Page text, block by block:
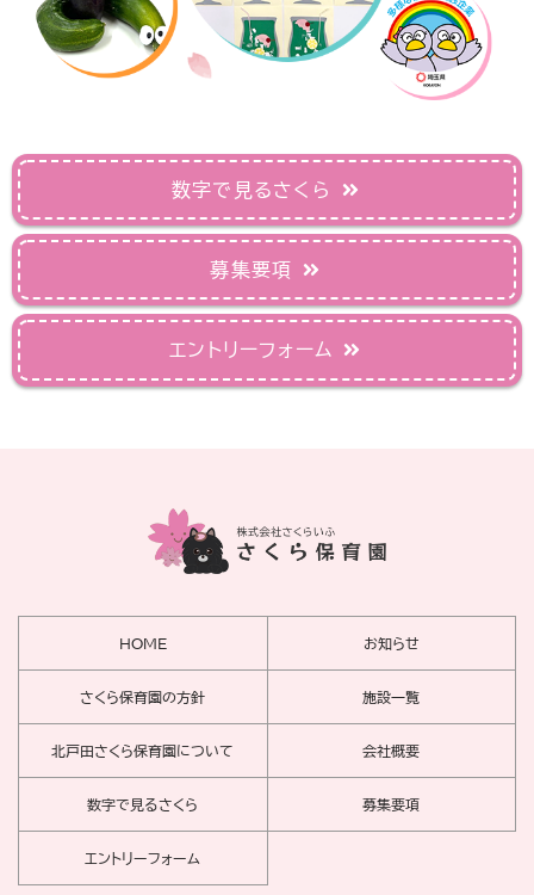
数字で見るさくら
募集要項
エントリーフォーム
HOME お知らせ
さくら保育園の方針 施設一覧
北戸田さくら保育園について 会社概要
数字で見るさくら 募集要項
エントリーフォーム